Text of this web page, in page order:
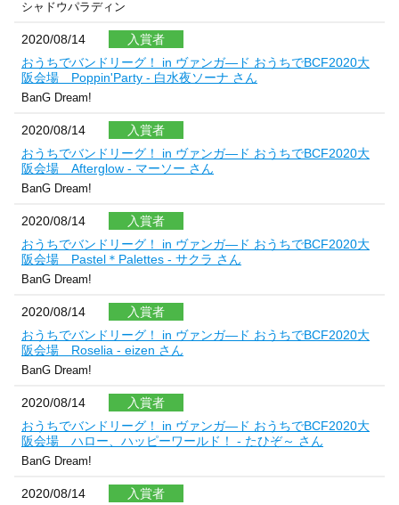
シャドウパラディン
2020/08/14
入賞者
おうちでバンドリーグ！ in ヴァンガ―ド おうちでBCF2020大
阪会場 Poppin'Party - 白水夜ソーナ さん
BanG Dream!
2020/08/14
入賞者
おうちでバンドリーグ！ in ヴァンガ―ド おうちでBCF2020大
阪会場 Afterglow - マーソー さん
BanG Dream!
2020/08/14
入賞者
おうちでバンドリーグ！ in ヴァンガ―ド おうちでBCF2020大
阪会場 Pastel＊Palettes - サクラ さん
BanG Dream!
2020/08/14
入賞者
おうちでバンドリーグ！ in ヴァンガ―ド おうちでBCF2020大
阪会場 Roselia - eizen さん
BanG Dream!
2020/08/14
入賞者
おうちでバンドリーグ！ in ヴァンガ―ド おうちでBCF2020大
阪会場 ハロー、ハッピーワールド！ - たひぞ～ さん
BanG Dream!
2020/08/14
入賞者